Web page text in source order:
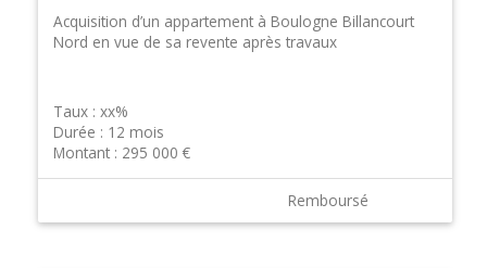
Acquisition d’un appartement à Boulogne Billancourt
Nord en vue de sa revente après travaux
Taux : xx%
Durée : 12 mois
Montant : 295 000 €
Remboursé